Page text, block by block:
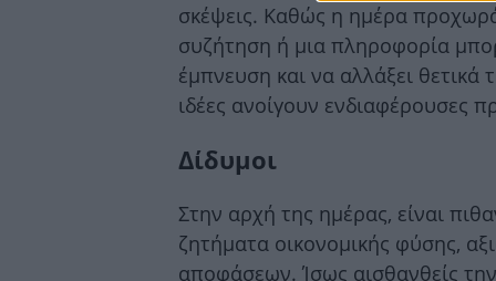
σκέψεις. Καθώς η ημέρα
συζήτηση ή μια πληροφορία
έμπνευση και να αλλάξει θετικά
ιδέες ανοίγουν ενδιαφέρουσες
Δίδυμοι
Στην αρχή της ημέρας, είναι
ζητήματα οικονομικής φύσης,
αποφάσεων. Ίσως αισθανθείς